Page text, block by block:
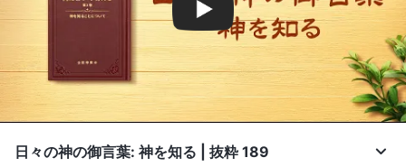
日々の神の御言葉: 神を知る | 抜粋 189